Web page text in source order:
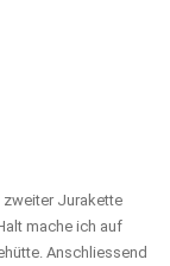
zweiter Jurakette
mache ich auf
Anschliessend